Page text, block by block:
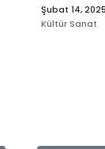
Şubat 14, 2025
Kültür Sanat